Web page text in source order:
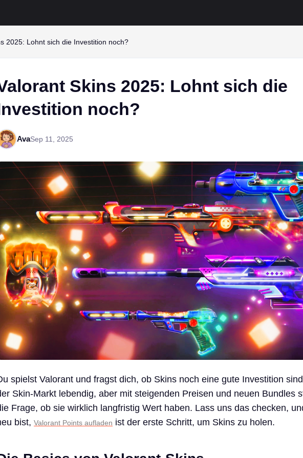
2025: Lohnt sich die Investition noch?
Skins 2025: Lohnt sich die
noch?
AvaSep 11, 2025
spielst Valorant und fragst dich, ob Skins noch eine gute Investition
Skin-Markt lebendig, aber mit steigenden Preisen und neuen Bundles
Frage, ob sie wirklich langfristig Wert haben. Lass uns das checken,
bist, Valorant Points aufladen ist der erste Schritt, um Skins zu holen.